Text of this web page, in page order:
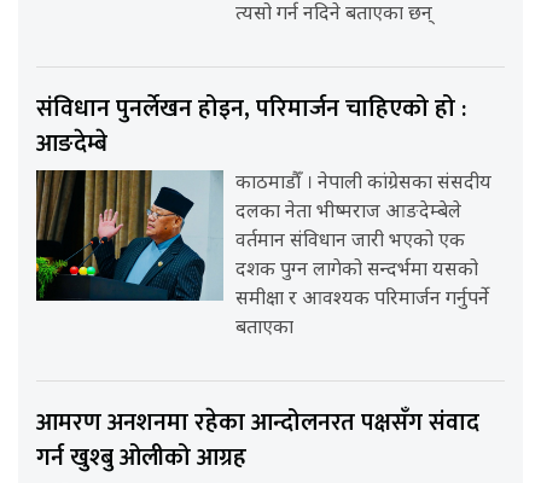
त्यसो गर्न नदिने बताएका छन्
संविधान पुनर्लेखन होइन, परिमार्जन चाहिएको हो :
आङदेम्बे
काठमाडौँ । नेपाली कांग्रेसका संसदीय
दलका नेता भीष्मराज आङदेम्बेले
वर्तमान संविधान जारी भएको एक
दशक पुग्न लागेको सन्दर्भमा यसको
समीक्षा र आवश्यक परिमार्जन गर्नुपर्ने
बताएका
आमरण अनशनमा रहेका आन्दोलनरत पक्षसँग संवाद
गर्न खुश्बु ओलीको आग्रह